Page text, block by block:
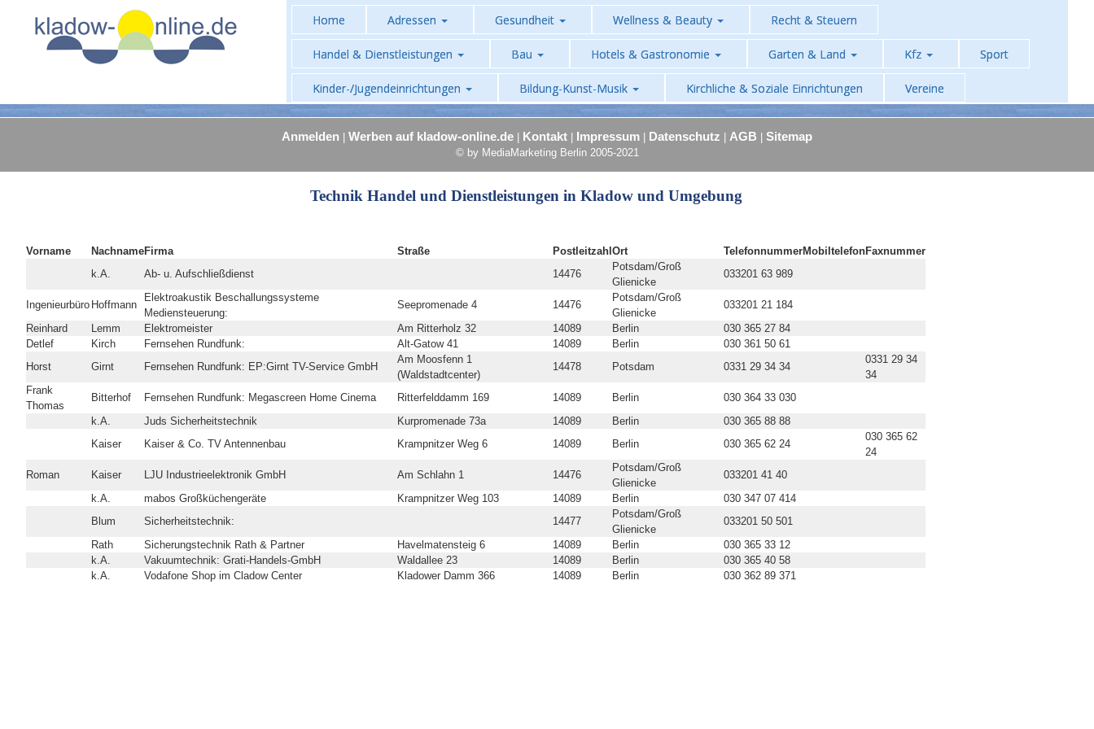
Home Adressen Gesundheit Wellness & Beauty Recht & Steuern
Handel & Dienstleistungen Bau Hotels & Gastronomie Garten & Land Kfz Sport
Kinder-/Jugendeinrichtungen Bildung-Kunst-Musik Kirchliche & Soziale Einrichtungen Vereine
Anmelden Werben auf kladow-online.de Kontakt Impressum Datenschutz AGB Sitemap
© by MediaMarketing Berlin 2005-2021
Technik Handel und Dienstleistungen in Kladow und Umgebung
Vorname NachnameFirma Straße Postleitzahl Ort TelefonnummerMobiltelefonFaxnummer
k.A.
Ab- u. Aufschließdienst 14476
Potsdam/Groß
Glienicke
033201 63 989
Ingenieurbüro Hoffmann
Elektroakustik Beschallungssysteme
Mediensteuerung:
Seepromenade 4 14476
Potsdam/Groß
Glienicke
033201 21 184
Reinhard
Lemm Elektromeister Am Ritterholz 32 14089 Berlin
030 365 27 84
Detlef
Kirch Fernsehen Rundfunk: Alt-Gatow 41 14089 Berlin
030 361 50 61
Horst
Girnt Fernsehen Rundfunk: EP:Girnt TV-Service GmbH
Am Moosfenn 1
(Waldstadtcenter)
14478 Potsdam 0331 29 34 34
0331 29 34
34
Frank
Thomas
Bitterhof Fernsehen Rundfunk: Megascreen Home Cinema Ritterfelddamm 169 14089 Berlin
030 364 33 030
k.A.
Juds Sicherheitstechnik Kurpromenade 73a 14089 Berlin
030 365 88 88
Kaiser
Kaiser & Co. TV Antennenbau Krampnitzer Weg 6 14089 Berlin 030 365 62 24
030 365 62
24
Roman
Kaiser LJU Industrieelektronik GmbH Am Schlahn 1 14476
Potsdam/Groß
Glienicke
033201 41 40
k.A.
mabos Großküchengeräte Krampnitzer Weg 103 14089 Berlin
030 347 07 414
Blum
Sicherheitstechnik: 14477
Potsdam/Groß
Glienicke
033201 50 501
Rath
Sicherungstechnik Rath & Partner Havelmatensteig 6 14089 Berlin
030 365 33 12
k.A.
Vakuumtechnik: Grati-Handels-GmbH Waldallee 23 14089 Berlin
030 365 40 58
k.A.
Vodafone Shop im Cladow Center Kladower Damm 366 14089 Berlin 030 362 89 371